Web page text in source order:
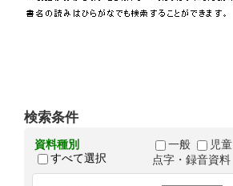
検索条件
資料種別
すべて選択
一般 児童
点字・録音資料